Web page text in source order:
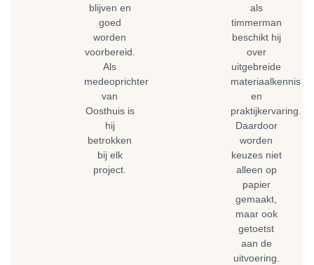
blijven en
goed
worden
voorbereid.
Als
medeoprichter
van
Oosthuis is
hij
betrokken
bij elk
project.
als
timmerman
beschikt hij
over
uitgebreide
materiaalkennis
en
praktijkervaring.
Daardoor
worden
keuzes niet
alleen op
papier
gemaakt,
maar ook
getoetst
aan de
uitvoering.